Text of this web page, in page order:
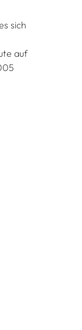
sich
auf